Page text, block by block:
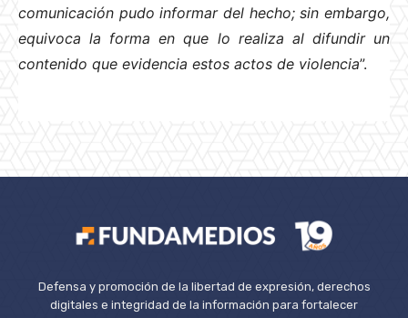
comunicación pudo informar del hecho; sin embargo,
equivoca la forma en que lo realiza al difundir un
contenido que evidencia estos actos de violencia”.
Defensa y promoción de la libertad de expresión, derechos
digitales e integridad de la información para fortalecer